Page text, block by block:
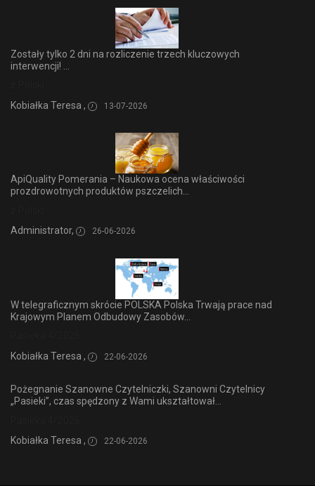
Zostały tylko 2 dni na rozliczenie trzech kluczowych
interwencji! ...
Kobiałka Teresa ,
13-07-2026
ApiQuality Pomerania – Naukowa ocena właściwości
prozdrowotnych produktów pszczelich...
Administrator,
26-06-2026
W telegraficznym skrócie POLSKA Polska Trwają prace nad
Krajowym Planem Odbudowy Zasobów...
Kobiałka Teresa ,
22-06-2026
Pożegnanie Szanowne Czytelniczki, Szanowni Czytelnicy
„Pasieki”, czas spędzony z Wami ukształtował...
Kobiałka Teresa ,
22-06-2026